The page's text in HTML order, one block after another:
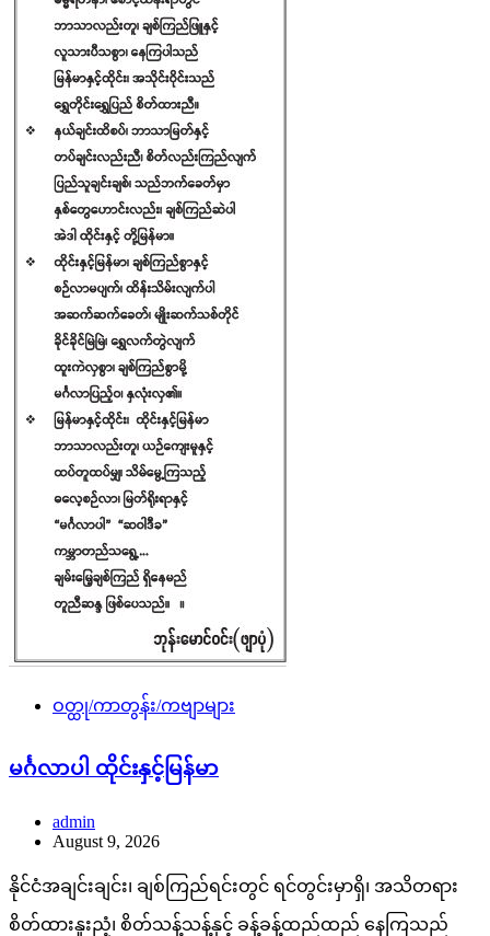
ဝတ္ထု/ကာတွန်း/ကဗျာများ
မင်္ဂလာပါ ထိုင်းနှင့်မြန်မာ
admin
August 9, 2026
နိုင်ငံအချင်းချင်း၊ ချစ်ကြည်ရင်းတွင် ရင်တွင်းမှာရှိ၊ အသိတရား
စိတ်ထားနူးညံ့၊ စိတ်သန့်သန့်နှင့် ခန့်ခန့်ထည်ထည် နေကြသည်